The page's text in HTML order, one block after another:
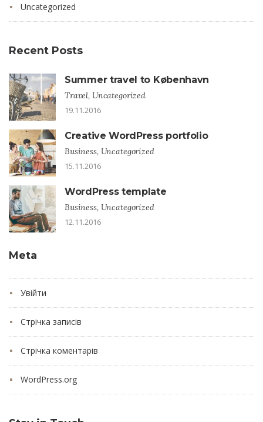
Uncategorized
Recent Posts
Summer travel to København
Travel, Uncategorized
19.11.2016
Creative WordPress portfolio
Business, Uncategorized
15.11.2016
WordPress template
Business, Uncategorized
12.11.2016
Meta
Увійти
Стрічка записів
Стрічка коментарів
WordPress.org